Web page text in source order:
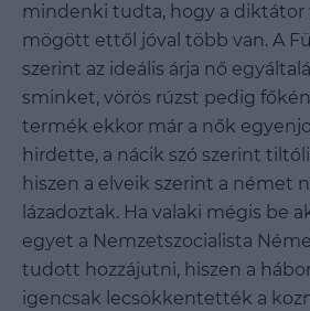
mindenki tudta, hogy a diktátor
mögött ettől jóval több van. A
szerint az ideális árja nő
sminket, vörös rúzst pedig
termék ekkor már a nők
hirdette, a nácik szó szerint
hiszen a elveik szerint a német
lázadoztak. Ha valaki mégis be
egyet a Nemzetszocialista
tudott hozzájutni, hiszen a
igencsak lecsökkentették a